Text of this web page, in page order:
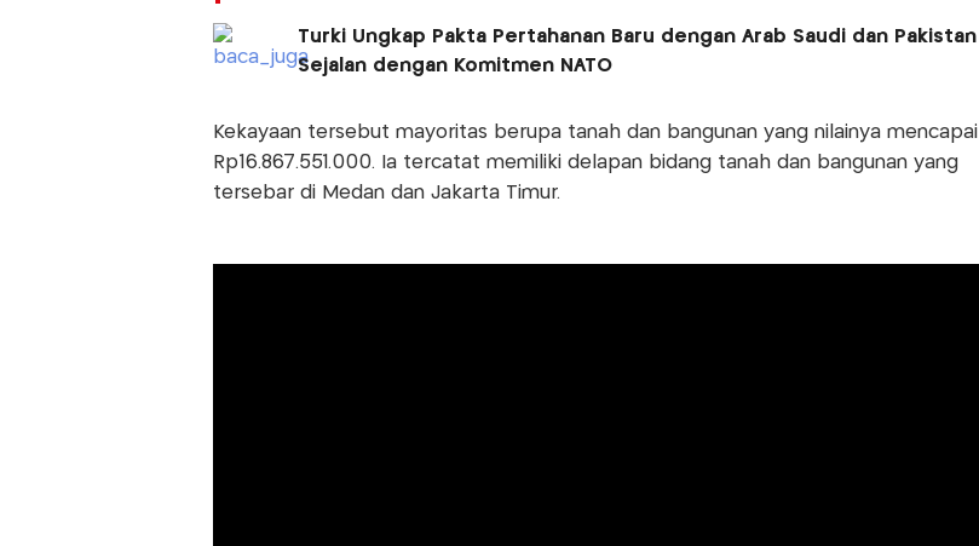
Turki Ungkap Pakta Pertahanan Baru dengan Arab Saudi dan Pakistan
Sejalan dengan Komitmen NATO
Kekayaan tersebut mayoritas berupa tanah dan bangunan yang nilainya mencapai
Rp16.867.551.000. Ia tercatat memiliki delapan bidang tanah dan bangunan yang
tersebar di Medan dan Jakarta Timur.